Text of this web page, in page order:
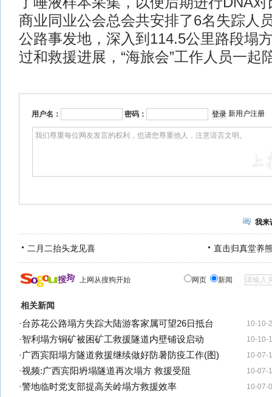
商业同业公会总会共安排了6名失踪人
公路事发地，深入到114.5公里路段塌
过和救援进展，“海旅会”工作人员一起
用户名： 密码： 新用户注册
我来
二月二抬头龙见喜 直击归真堂养
上网从搜狗开始 网页 新闻
相关新闻
10-10-
·台苏花公路塌方失踪大陆游客家属可望26日抵台
10-10-
·智利塌方铜矿被困矿工救援隧道内壁铺设启动
10-07-
·广西宾阳塌方隧道救援继续做好防暑防疫工作(图)
10-07-
·视频:广西宾阳坍塌隧道再次塌方 救援受阻
10-07-
·警地临时党支部提高关岭塌方救援效率